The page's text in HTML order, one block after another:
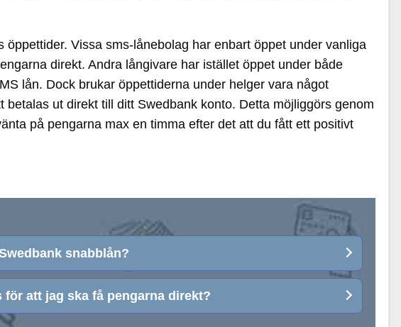
Vissa sms-lånebolag har enbart öppet under vanliga
direkt. Andra långivare har istället öppet under både
lån. Dock brukar öppettiderna under helger vara något
ut direkt till ditt Swedbank konto. Detta möjliggörs genom
på pengarna max en timma efter det att du fått ett positivt
snabblån?
för att jag ska få pengarna direkt?